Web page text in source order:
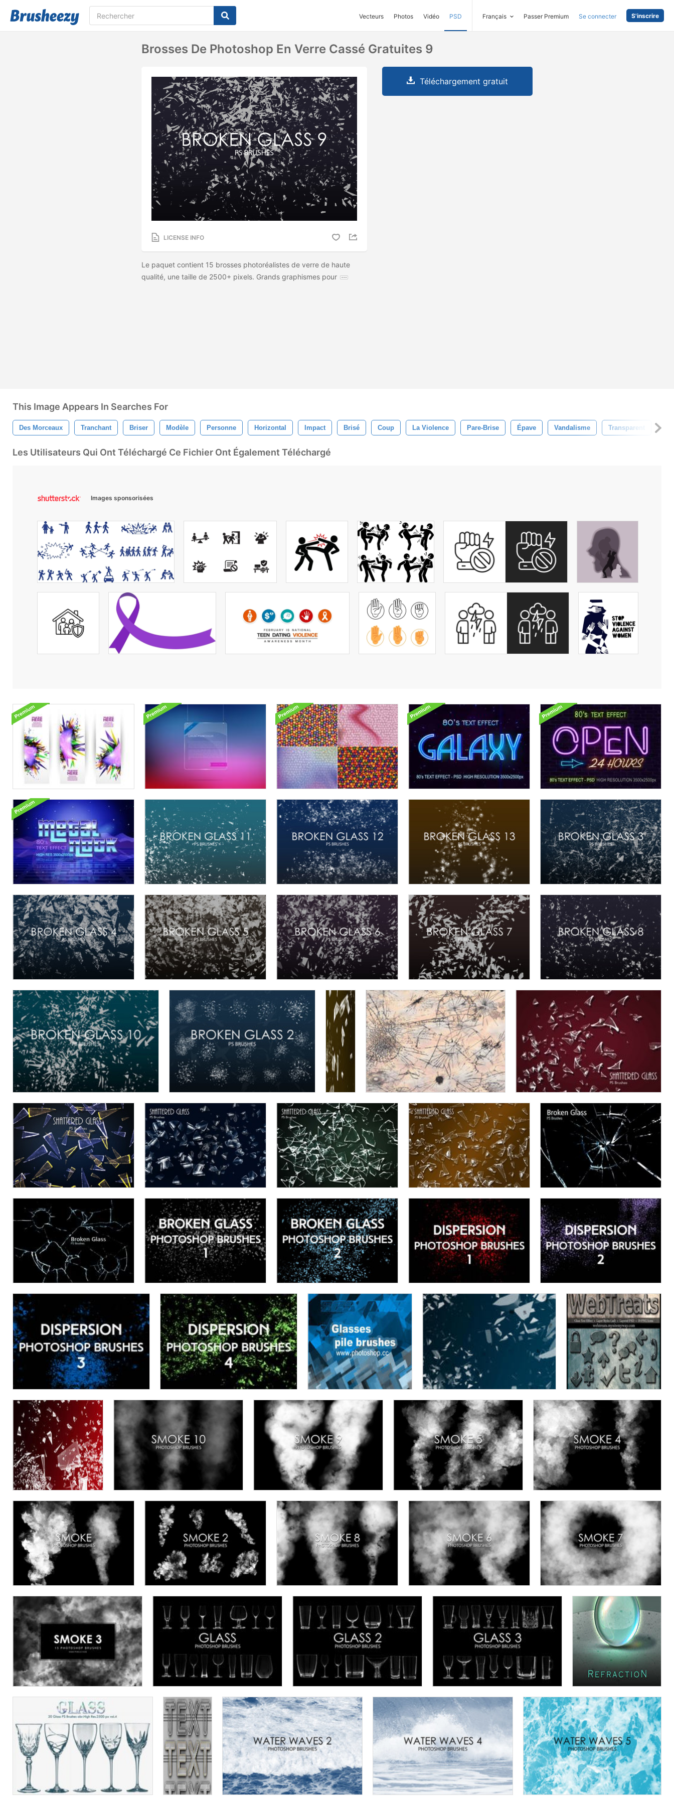
Vecteurs Photos Vidéo PSD Français Passer Premium Se connecter S'inscrire
Brosses De Photoshop En Verre Cassé Gratuites 9
LICENSE INFO
Le paquet contient 15 brosses photoréalistes de verre de haute
qualité, une taille de 2500+ pixels. Grands graphismes pour
Téléchargement gratuit
This Image Appears In Searches For
Des Morceaux Tranchant Briser Modèle Personne Horizontal Impact Brisé Coup La Violence Pare-Brise Épave Vandalisme Transparent
Les Utilisateurs Qui Ont Téléchargé Ce Fichier Ont Également Téléchargé
Images sponsorisées